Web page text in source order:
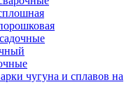
чугуна и сплавов на